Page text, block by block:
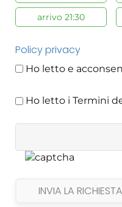
arrivo 21:30
Policy privacy
Ho letto e
Ho letto i Termini